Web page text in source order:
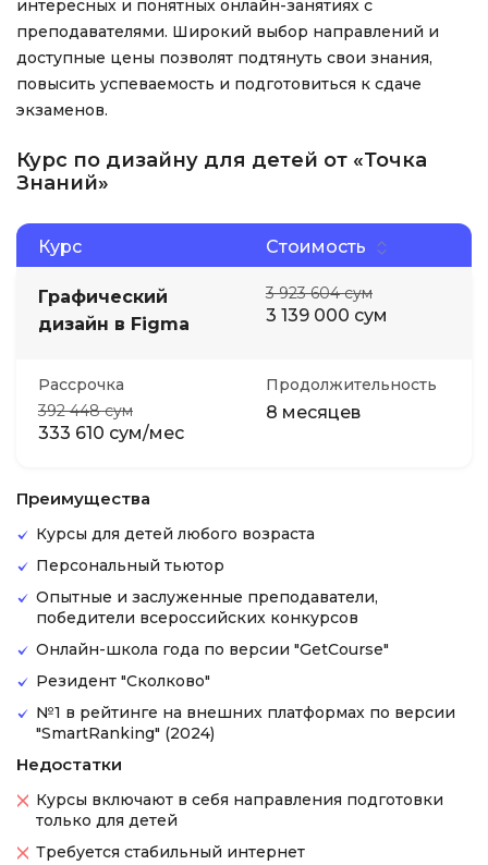
интересных и понятных онлайн-занятиях с
преподавателями. Широкий выбор направлений и
доступные цены позволят подтянуть свои знания,
повысить успеваемость и подготовиться к сдаче
экзаменов.
Курс по дизайну для детей от «Точка
Знаний»
Курс Стоимость
Графический
дизайн в Figma
3 923 604 сум
3 139 000 сум
Рассрочка
392 448 сум
333 610 сум/мес
Продолжительность
8 месяцев
Преимущества
Курсы для детей любого возраста
Персональный тьютор
Опытные и заслуженные преподаватели,
победители всероссийских конкурсов
Онлайн-школа года по версии "GetCourse"
Резидент "Сколково"
№1 в рейтинге на внешних платформах по версии
"SmartRanking" (2024)
Недостатки
Курсы включают в себя направления подготовки
только для детей
Требуется стабильный интернет